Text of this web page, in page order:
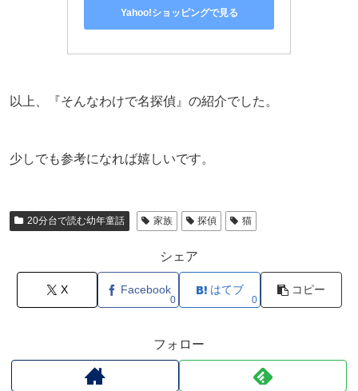
Yahoo!ショッピングで見る
以上、『そんなわけで名探偵』の紹介でした。
少しでも参考になれば嬉しいです。
20分台で読む幼年童話 家族 探偵 猫
シェア
X Facebook
0
はてブ
0
コピー
フォロー